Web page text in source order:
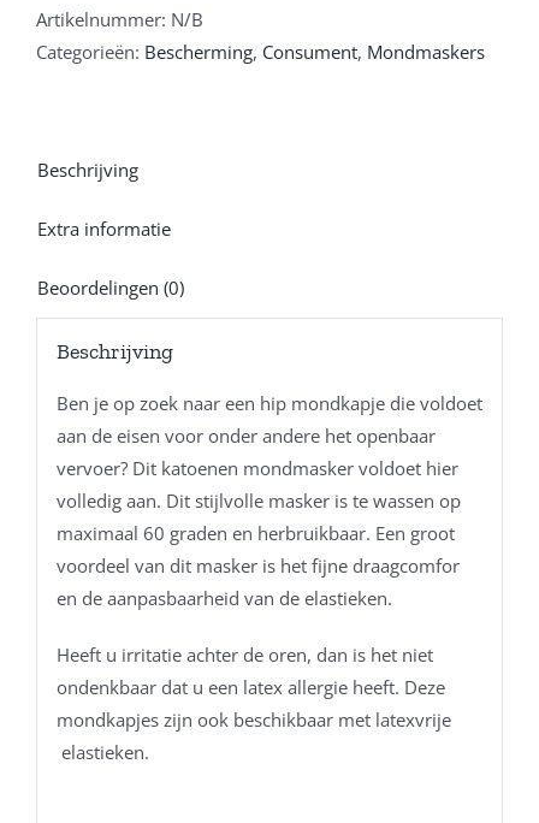
Artikelnummer: N/B
Categorieën: Bescherming, Consument, Mondmaskers
Beschrijving
Extra informatie
Beoordelingen (0)
Beschrijving
Ben je op zoek naar een hip mondkapje die voldoet
aan de eisen voor onder andere het openbaar
vervoer? Dit katoenen mondmasker voldoet hier
volledig aan. Dit stijlvolle masker is te wassen op
maximaal 60 graden en herbruikbaar. Een groot
voordeel van dit masker is het fijne draagcomfor
en de aanpasbaarheid van de elastieken.
Heeft u irritatie achter de oren, dan is het niet
ondenkbaar dat u een latex allergie heeft. Deze
mondkapjes zijn ook beschikbaar met latexvrije
elastieken.